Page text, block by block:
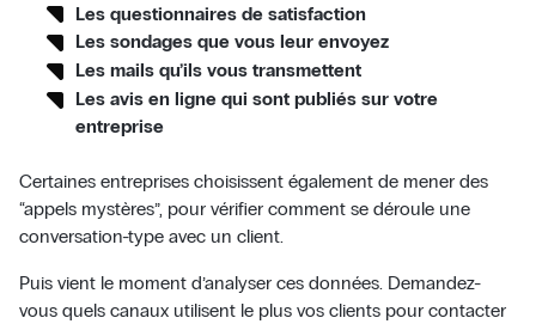
Les questionnaires de satisfaction
Les sondages que vous leur envoyez
Les mails qu’ils vous transmettent
Les avis en ligne qui sont publiés sur votre
entreprise
Certaines entreprises choisissent également de mener des
“appels mystères”, pour vérifier comment se déroule une
conversation-type avec un client.
Puis vient le moment d’analyser ces données. Demandez-
vous quels canaux utilisent le plus vos clients pour contacter